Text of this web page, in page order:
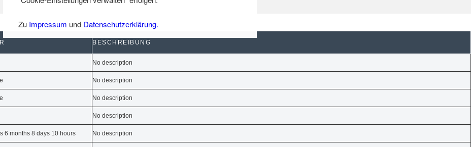
Zu Impressum und Datenschutzerklärung.
BESCHREIBUNG
No description
No description
No description
No description
6 months 8 days 10 hours No description